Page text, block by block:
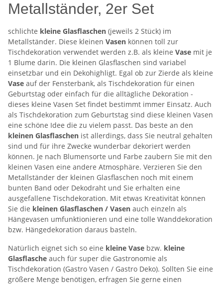
Metallständer, 2er Set
schlichte kleine Glasflaschen (jeweils 2 Stück) im
Metallständer. Diese kleinen Vasen können toll zur
Tischdekoration verwendet werden z.B. als kleine Vase mit je
1 Blume darin. Die kleinen Glasflaschen sind variabel
einsetzbar und ein Dekohighligt. Egal ob zur Zierde als kleine
Vase auf der Fensterbank, als Tischdekoration für einen
Geburtstag oder einfach für die alltägliche Dekoration -
dieses kleine Vasen Set findet bestimmt immer Einsatz. Auch
als Tischdekoration zum Geburtstag sind diese kleinen Vasen
eine schöne Idee die zu vielem passt. Das beste an den
kleinen Glasflaschen ist allerdings, dass Sie neutral gehalten
sind und für ihre Zwecke wunderbar dekoriert werden
können. Je nach Blumensorte und Farbe zaubern Sie mit den
kleinen Vasen eine andere Atmosphäre. Verzieren Sie den
Metallständer der kleinen Glasflaschen noch mit einem
bunten Band oder Dekodraht und Sie erhalten eine
ausgefallene Tischdekoration. Mit etwas Kreativität können
Sie die kleinen Glasflaschen / Vasen auch einzeln als
Hängevasen umfunktionieren und eine tolle Wanddekoration
bzw. Hängedekoration daraus basteln.
Natürlich eignet sich so eine kleine Vase bzw. kleine
Glasflasche auch für super die Gastronomie als
Tischdekoration (Gastro Vasen / Gastro Deko). Sollten Sie eine
größere Menge benötigen, erfragen Sie gerne einen